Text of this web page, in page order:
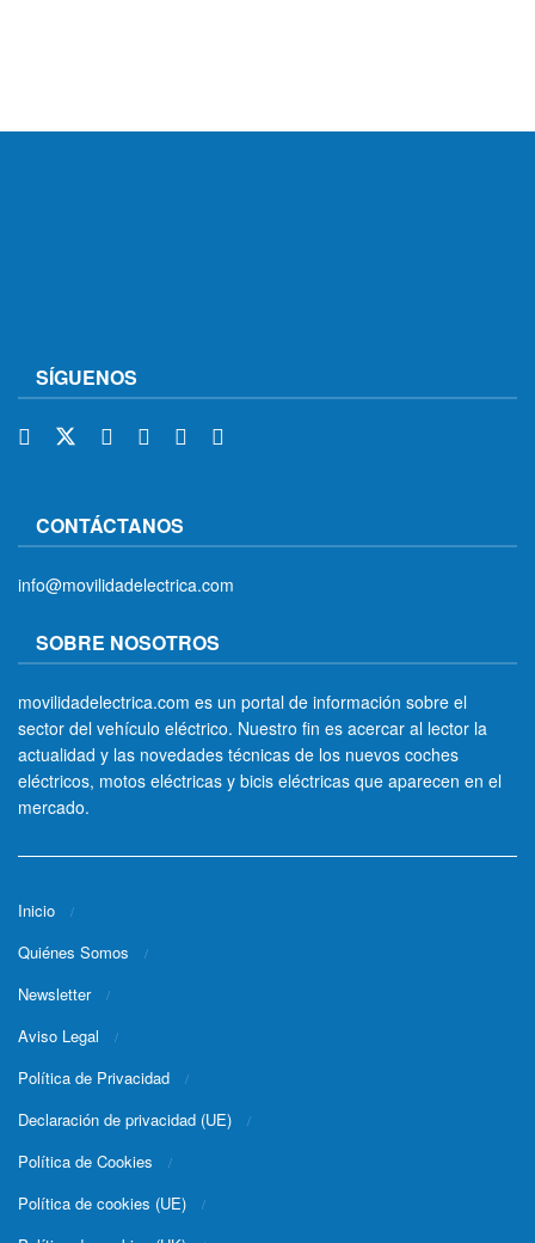
SÍGUENOS
CONTÁCTANOS
info@movilidadelectrica.com
SOBRE NOSOTROS
movilidadelectrica.com es un portal de información sobre el
sector del vehículo eléctrico. Nuestro fin es acercar al lector la
actualidad y las novedades técnicas de los nuevos coches
eléctricos, motos eléctricas y bicis eléctricas que aparecen en el
mercado.
Inicio
Quiénes Somos
Newsletter
Aviso Legal
Política de Privacidad
Declaración de privacidad (UE)
Política de Cookies
Política de cookies (UE)